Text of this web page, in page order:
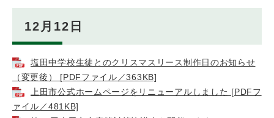
12月12日
塩田中学校生徒とのクリスマスリース制作日のお知らせ
（変更後） [PDFファイル／363KB]
上田市公式ホームページをリニューアルしました [PDFフ
ァイル／481KB]